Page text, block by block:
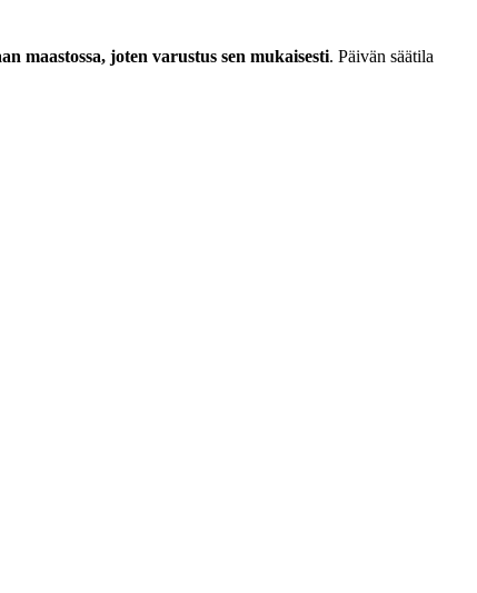
maastossa, joten varustus sen mukaisesti. Päivän säätila